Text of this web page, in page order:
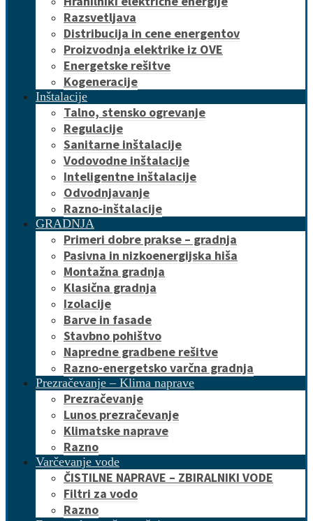
Razsvetljava
Distribucija in cene energentov
Proizvodnja elektrike iz OVE
Energetske rešitve
Kogeneracije
Inštalacije
Talno, stensko ogrevanje
Regulacije
Sanitarne inštalacije
Vodovodne inštalacije
Inteligentne inštalacije
Odvodnjavanje
Razno-inštalacije
GRADNJA
Primeri dobre prakse – gradnja
Pasivna in nizkoenergijska hiša
Montažna gradnja
Klasična gradnja
Izolacije
Barve in fasade
Stavbno pohištvo
Napredne gradbene rešitve
Razno-energetsko varčna gradnja
Prezračevanje – Klima naprave
Prezračevanje
Lunos prezračevanje
Klimatske naprave
Razno
Varčevanje vode
ČISTILNE NAPRAVE – ZBIRALNIKI VODE
Filtri za vodo
Razno